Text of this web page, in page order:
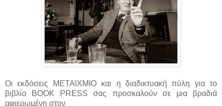
Οι εκδόσεις ΜΕΤΑΙΧΜΙΟ και η διαδικτυακή πύλη για το
βιβλίο BOOK PRESS σας προσκαλούν σε μια βραδιά
αφιερωμένη στον